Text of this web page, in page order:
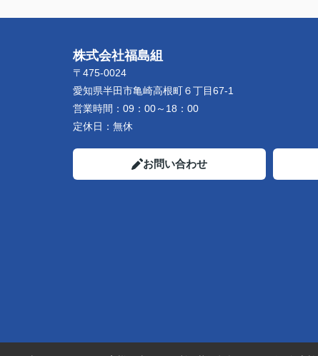
株式会社福島組
〒475-0024
愛知県半田市亀崎高根町６丁目67-1
営業時間： 09：00～18：00
定休日： 無休
お問い合わせ